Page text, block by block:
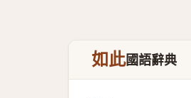
如此國語辭典